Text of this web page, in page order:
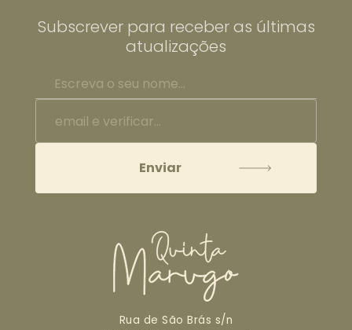
Subscrever para receber as últimas
atualizações
Rua de São Brás s/n